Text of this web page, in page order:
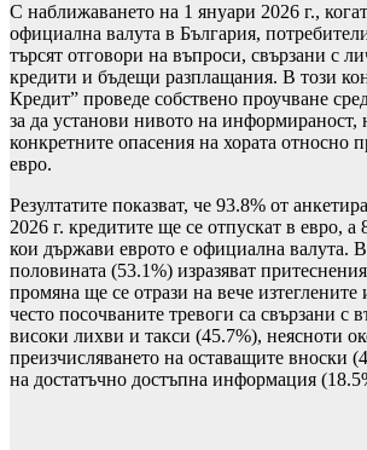
С наближаването на 1 януари 2026 г.,
официална валута в България,
търсят отговори на въпроси, свързани с
кредити и бъдещи разплащания. В този
Кредит” проведе собствено проучване
за да установи нивото на информираност,
конкретните опасения на хората относно
евро.
Резултатите показват, че 93.8% от
2026 г. кредитите ще се отпускат в евро, а
кои държави еврото е официална валута.
половината (53.1%) изразяват
промяна ще се отрази на вече
често посочваните тревоги са свързани с
високи лихви и такси (45.7%), неясноти
преизчисляването на оставащите вноски
на достатъчно достъпна информация